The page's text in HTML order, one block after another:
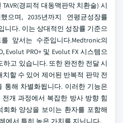
경피적 대동맥판막 치환술) 시
으며, 2035년까지 연평균성장률
니다. 이는 상대적인 성장률 기준으
앞서는 수준입니다.Medtronic의
Evolut PRO+ 및 Evolut FX 시스템으
하고 있습니다. 또한 완전한 전달 시
할 수 있어 제어된 반복적 판막 전
통해 차별화됩니다. 이러한 기능은
개 과정에서 복잡한 방사 방향 힘
화 양상을 보이는 환자를 포함해
에서 특히 높은 가치를 지닙니다.